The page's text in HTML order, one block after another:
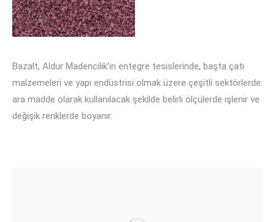
Bazalt, Aldur Madencilik’in entegre tesislerinde, başta çatı
malzemeleri ve yapı endüstrisi olmak üzere çeşitli sektörlerde
ara madde olarak kullanılacak şekilde belirli ölçülerde işlenir ve
değişik renklerde boyanır.